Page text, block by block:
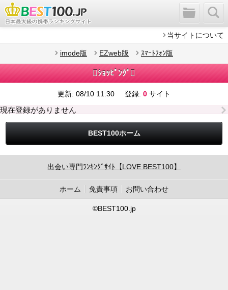
当サイトについて
imode版 EZweb版 ｽﾏｰﾄﾌｫﾝ版
ｼｮｯﾋﾟﾝｸﾞ
更新: 08/10 11:30 登録: 0 サイト
現在登録がありません
BEST100ホーム
出会い専門ﾗﾝｷﾝｸﾞｻｲﾄ【LOVE BEST100】
ホーム 免責事項 お問い合わせ
©BEST100.jp